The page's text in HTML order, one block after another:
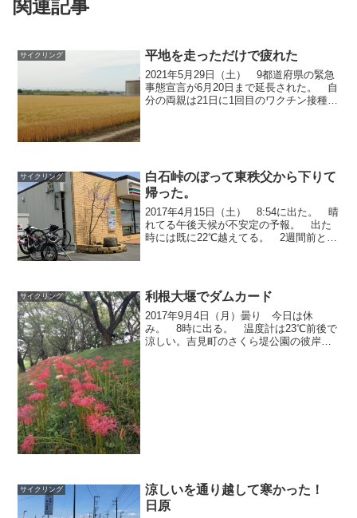
関連記事
サイクリング 平地を走っただけで疲れた
2021年5月29日（土） 9都道府県の緊急
事態宣言が6月20日まで延長された。 自
分の両親は21日に1回目のワクチン接種し
サイクリング
白石峠のぼって東秩父から下りて
帰った。
2017年4月15日（土） 8:54に出た。 晴
れてる午後天候が不安定の予報。 出た
時には既に22℃越えてる。 2週間前とは
冬はた...
サイクリング 利根大堰でダムカード
2017年9月4日（月）曇り 今日は休
み。 8時に出る。 温度計は23℃前後で
涼しい。吉見町のさくら堤公園の彼岸
サイクリング
涼しいを通り越して寒かった！
日原